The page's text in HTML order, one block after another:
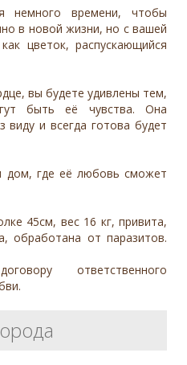
немного времени, чтобы
в новой жизни, но с вашей
цветок, распускающийся
вы будете удивлены тем,
быть её чувства. Она
виду и всегда готова будет
дом, где её любовь сможет
45см, вес 16 кг, привита,
обработана от паразитов.
ответственного